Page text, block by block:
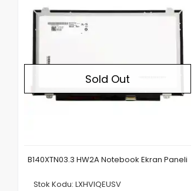
Sold Out
B140XTN03.3 HW2A Notebook Ekran Paneli
Stok Kodu: LXHVIQEUSV